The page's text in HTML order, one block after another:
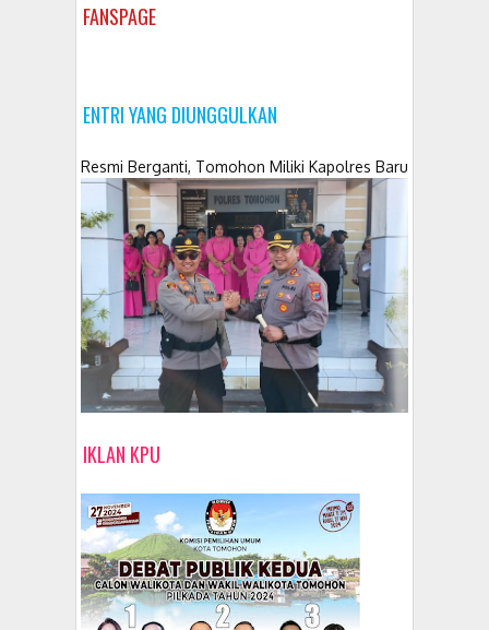
FANSPAGE
ENTRI YANG DIUNGGULKAN
Resmi Berganti, Tomohon Miliki Kapolres Baru
IKLAN KPU